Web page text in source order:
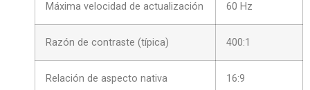
Máxima velocidad de actualización 60 Hz
Razón de contraste (típica) 400:1
Relación de aspecto nativa 16:9